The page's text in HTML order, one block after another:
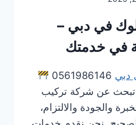
في دبي –
في خدمتك
دبي
كنت تبحث عن شركة تركيب
والجودة والالتزام،